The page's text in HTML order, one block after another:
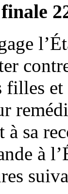
filles
à sa
à